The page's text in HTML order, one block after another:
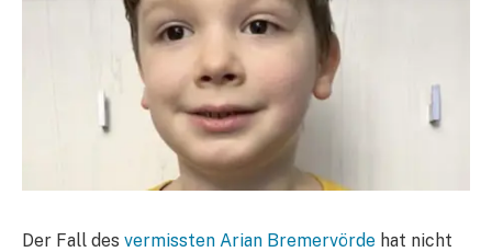
Der Fall des vermissten Arian Bremervörde hat nicht